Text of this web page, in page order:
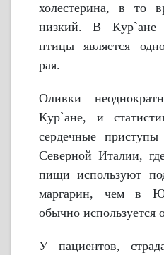
холестерина, в то
низкий. В Кyр`ане
птицы является
рая.
Оливки
Кyр`ане, и
сердечные
Северной Италии,
пищи используют
маргарин, чем в
обычно используется
У пациентов,